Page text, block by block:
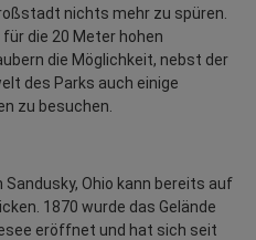
nichts mehr zu spüren.
die 20 Meter hohen
die Möglichkeit, nebst der
des Parks auch einige
zu besuchen.
Sandusky, Ohio kann bereits auf
1870 wurde das Gelände
eröffnet und hat sich seit